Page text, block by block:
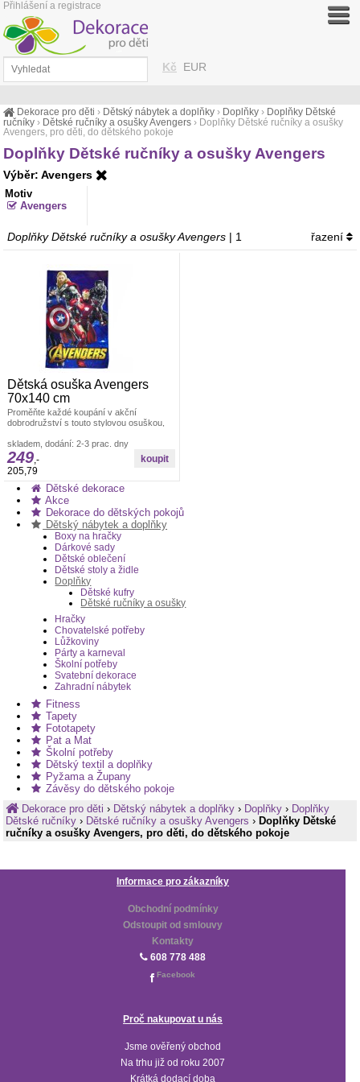
Dekorace pro děti › Dětský nábytek a doplňky › Doplňky › Doplňky Dětské
ručníky › Dětské ručníky a osušky Avengers › Doplňky Dětské ručníky a osušky
Avengers, pro děti, do dětského pokoje
Doplňky Dětské ručníky a osušky Avengers
Výběr: Avengers
Motiv
Avengers
Doplňky Dětské ručníky a osušky Avengers | 1 řazení
Dětská osuška Avengers
70x140 cm
Proměňte každé koupání v akční
dobrodružství s touto stylovou osuškou,
Dětské ručníky a osušky Avengers
skladem, dodání: 2-3 prac. dny
249,-
205,79
Dětské dekorace
Akce
Dekorace do dětských pokojů
Dětský nábytek a doplňky
Boxy na hračky
Dárkové sady
Dětské oblečení
Dětské stoly a židle
Doplňky
Dětské kufry
Dětské ručníky a osušky
Hračky
Chovatelské potřeby
Lůžkoviny
Párty a karneval
Školní potřeby
Svatební dekorace
Zahradní nábytek
Fitness
Tapety
Fototapety
Pat a Mat
Školní potřeby
Dětský textil a doplňky
Pyžama a Župany
Závěsy do dětského pokoje
Dekorace pro děti› Dětský nábytek a doplňky › Doplňky › Doplňky
Dětské ručníky › Dětské ručníky a osušky Avengers ›Doplňky Dětské
ručníky a osušky Avengers, pro děti, do dětského pokoje
Kč EUR
Přihlášení a registrace
Informace pro zákazníky
Obchodní podmínky
Odstoupit od smlouvy
Kontakty
608 778 488
Facebook
Proč nakupovat u nás
Jsme ověřený obchod
Na trhu již od roku 2007
Krátká dodací doba